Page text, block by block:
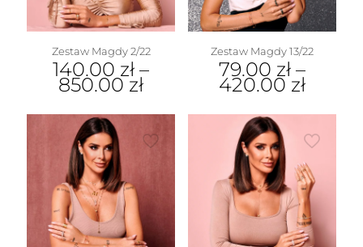
Zestaw Magdy 2/22
140.00 zł –
850.00 zł
Zestaw Magdy 13/22
79.00 zł–
420.00zł